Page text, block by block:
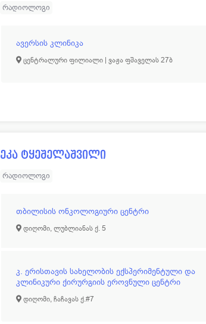
რადიოლოგი
ავერსის კლინიკა
ცენტრალური ფილიალი | ვაჟა ფშაველას 27ბ
ეკა ტყეშელაშვილი
რადიოლოგი
თბილისის ონკოლოგიური ცენტრი
დიღომი, ლუბლიანას ქ. 5
კ. ერისთავის სახელობის ექსპერიმენტული და
კლინიკური ქირურგიის ეროვნული ცენტრი
დიღომი, ჩაჩავას ქ.#7